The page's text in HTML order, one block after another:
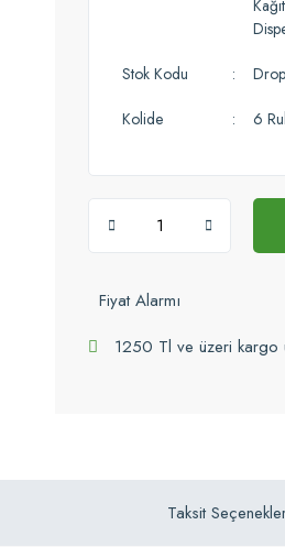
Stok Kodu
Kolide 6
Fiyat Alarmı
1250 Tl ve üzeri kargo
Taksit